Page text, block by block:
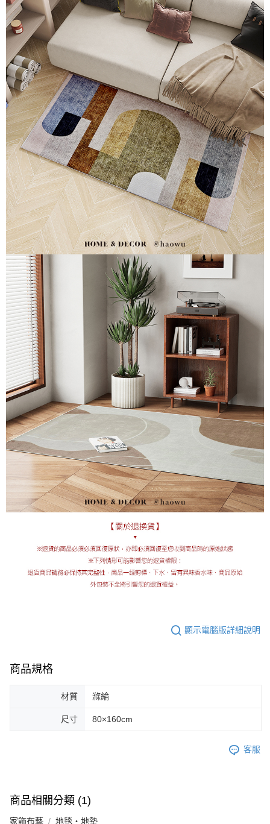
顯示電腦版詳細說明
商品規格
材質 滌綸
尺寸 80×160cm
客服
商品相關分類 (1)
家飾布藝 地毯・地墊